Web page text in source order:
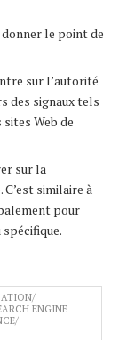
le point de
sur l’autorité
des signaux tels
Web de
sur la
similaire à
pour
ENGINE